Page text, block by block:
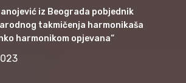
iz Beograda pobjednik
takmičenja harmonikaša
harmonikom opjevana“